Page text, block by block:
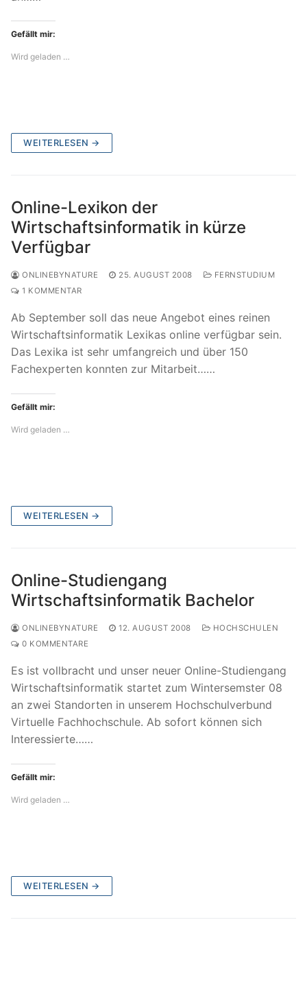
Gefällt mir:
Wird geladen …
WEITERLESEN →
Online-Lexikon der
Wirtschaftsinformatik in kürze
Verfügbar
ONLINEBYNATURE 25. AUGUST 2008
FERNSTUDIUM
1 KOMMENTAR
Ab September soll das neue Angebot eines reinen
Wirtschaftsinformatik Lexikas online verfügbar sein.
Das Lexika ist sehr umfangreich und über 150
Fachexperten konnten zur Mitarbeit……
Gefällt mir:
Wird geladen …
WEITERLESEN →
Online-Studiengang
Wirtschaftsinformatik Bachelor
ONLINEBYNATURE 12. AUGUST 2008
HOCHSCHULEN
0 KOMMENTARE
Es ist vollbracht und unser neuer Online-Studiengang
Wirtschaftsinformatik startet zum Wintersemster 08
an zwei Standorten in unserem Hochschulverbund
Virtuelle Fachhochschule. Ab sofort können sich
Interessierte……
Gefällt mir:
Wird geladen …
WEITERLESEN →